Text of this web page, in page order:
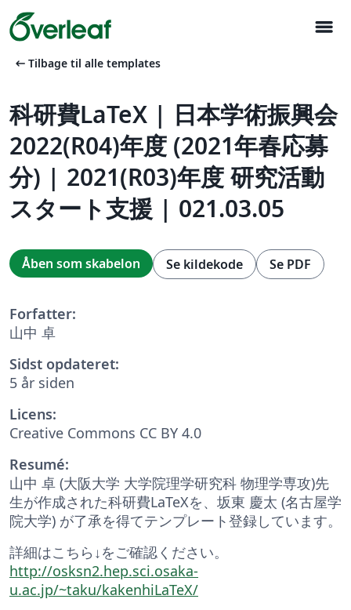
menu
arrow_left_alt Tilbage til alle templates
科研費LaTeX | 日本学術振興会
2022(R04)年度 (2021年春応募
分) | 2021(R03)年度 研究活動
スタート支援 | 021.03.05
Åben som skabelon Se kildekode Se PDF
Forfatter:
山中 卓
Sidst opdateret:
5 år siden
Licens:
Creative Commons CC BY 4.0
Resumé:
山中 卓 (大阪大学 大学院理学研究科 物理学専攻)先
生が作成された科研費LaTeXを、坂東 慶太 (名古屋学
院大学) が了承を得てテンプレート登録しています。
詳細はこちら↓をご確認ください。
http://osksn2.hep.sci.osaka-
u.ac.jp/~taku/kakenhiLaTeX/